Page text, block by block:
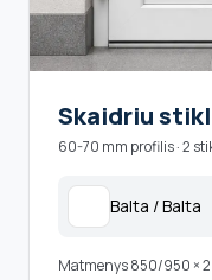
Skaidriu
60-70 mm profilis · 2
Balta / Balta
Matmenys 850/950 ×